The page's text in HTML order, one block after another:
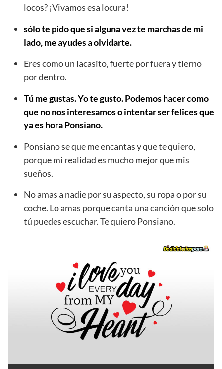
locos? ¡Vivamos esa locura!
sólo te pido que si alguna vez te marchas de mi
lado, me ayudes a olvidarte.
Eres como un lacasito, fuerte por fuera y tierno
por dentro.
Tú me gustas. Yo te gusto. Podemos hacer como
que no nos interesamos o intentar ser felices que
ya es hora Ponsiano.
Ponsiano se que me encantas y que te quiero,
porque mi realidad es mucho mejor que mis
sueños.
No amas a nadie por su aspecto, su ropa o por su
coche. Lo amas porque canta una canción que solo
tú puedes escuchar. Te quiero Ponsiano.